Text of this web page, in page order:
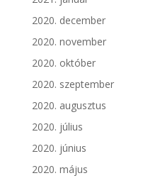
2020. december
2020. november
2020. október
2020. szeptember
2020. augusztus
2020. július
2020. június
2020. május